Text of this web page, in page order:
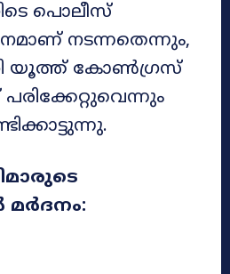
പൊലീസ്
നടന്നതെന്നും,
യൂത്ത് കോൺഗ്രസ്